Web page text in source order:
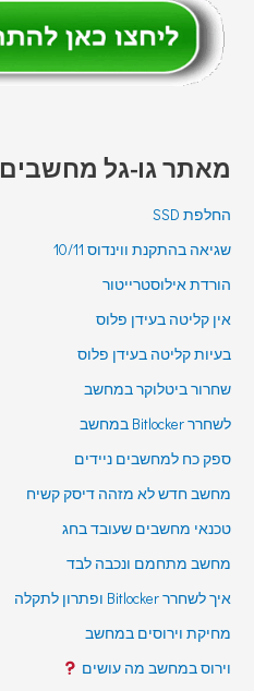
מאתר גו-גל מחשבים
החלפת SSD
שגיאה בהתקנת ווינדוס 10/11
הורדת אילוסטרייטור
אין קליטה בעידן פלוס
בעיות קליטה בעידן פלוס
שחרור ביטלוקר במחשב
לשחרר Bitlocker במחשב
ספק כח למחשבים ניידים
מחשב חדש לא מזהה דיסק קשיח
טכנאי מחשבים שעובד בחג
מחשב מתחמם ונכבה לבד
איך לשחרר Bitlocker ופתרון לתקלה
מחיקת וירוסים במחשב
וירוס במחשב מה עושים